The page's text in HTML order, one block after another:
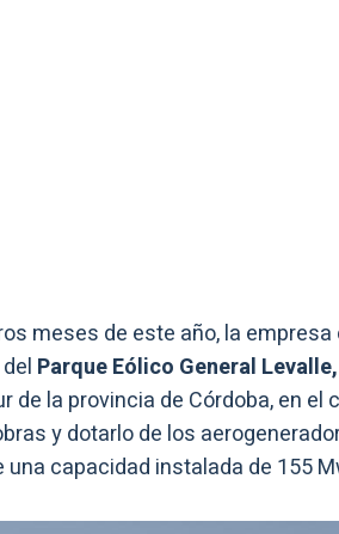
meses de este año, la
Parque Eólico General Levalle,
de la provincia de Córdoba, en
y dotarlo de los
una capacidad instalada de 155